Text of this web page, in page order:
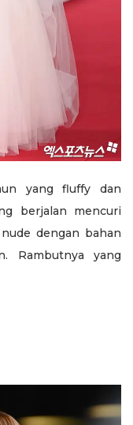
yang fluffy dan
berjalan mencuri
dengan bahan
Rambutnya yang